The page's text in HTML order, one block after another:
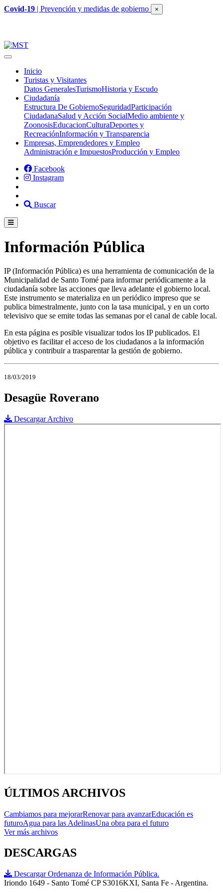
Covid-19 | Prevención y medidas de gobierno ×
Inicio
Turistas y Visitantes
Datos GeneralesTurismoHistoria y Escudo
Ciudadanía
Estructura De GobiernoSeguridadParticipación
CiudadanaSalud y Acción SocialMedio ambiente y
ZoonosisEducacionCulturaDeportes y
RecreaciónInformación y Transparencia
Empresas, Emprendedores y Empleo
Administración e ImpuestosProducción y Empleo
Facebook
Instagram
Buscar
Información Pública
IP (Información Pública) es una herramienta de comunicación de la
Municipalidad de Santo Tomé para informar periódicamente a la
ciudadanía sobre las acciones que lleva adelante el gobierno local.
Este instrumento se materializa en un periódico impreso que se
publica bimestralmente, junto con la tasa municipal, y en un corto
televisivo que se emite todas las semanas por el canal de cable local.
En esta página es posible visualizar todos los IP publicados. El
objetivo es facilitar el acceso de los ciudadanos a la información
pública y contribuir a trasparentar la gestión de gobierno.
18/03/2019
Desagüe Roverano
Descargar Archivo
ÚLTIMOS ARCHIVOS
Cambiamos para mejorarRenovar para avanzarEducación es
futuroAgua para las AdelinasUna obra para el futuro
Ver más archivos
DESCARGAS
Descargar Ordenanza de Información Pública.
Iriondo 1649 - Santo Tomé CP S3016KXI, Santa Fe - Argentina.